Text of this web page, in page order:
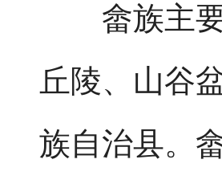
畲族主要
丘陵、山谷
族自治县。